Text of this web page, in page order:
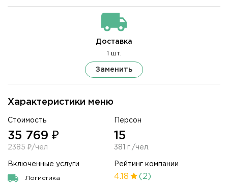
Характеристики меню
Стоимость
35 769 ₽
2385 ₽/чел
Персон
15
381 г./чел.
Включенные услуги
Логистика
Рейтинг компании
4.18 (2)
Доставка
1 шт.
Заменить